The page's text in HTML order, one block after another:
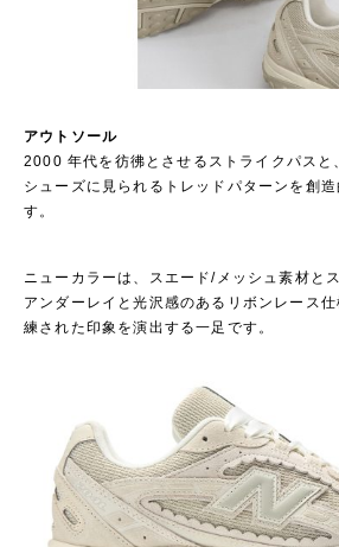
アウトソール
2000 年代を彷彿とさせるストライクパス
シューズに見られるトレッドパターンを創
す。
ニューカラーは、スエード/メッシュ素材と
アンダーレイと光沢感のあるリボンレース
練された印象を演出する一足です。